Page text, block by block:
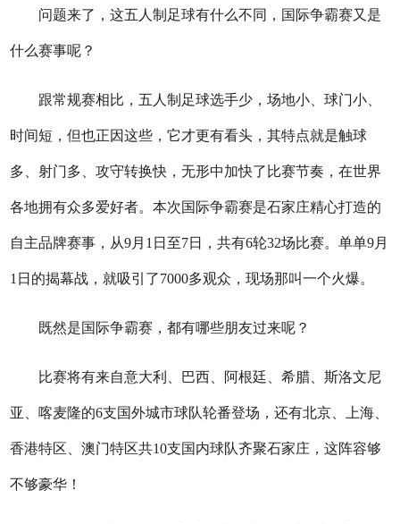
问题来了，这五人制足球有什么不同，国际争霸赛又是
什么赛事呢？
跟常规赛相比，五人制足球选手少，场地小、球门小、
时间短，但也正因这些，它才更有看头，其特点就是触球
多、射门多、攻守转换快，无形中加快了比赛节奏，在世界
各地拥有众多爱好者。本次国际争霸赛是石家庄精心打造的
自主品牌赛事，从9月1日至7日，共有6轮32场比赛。单单9月
1日的揭幕战，就吸引了7000多观众，现场那叫一个火爆。
既然是国际争霸赛，都有哪些朋友过来呢？
比赛将有来自意大利、巴西、阿根廷、希腊、斯洛文尼
亚、喀麦隆的6支国外城市球队轮番登场，还有北京、上海、
香港特区、澳门特区共10支国内球队齐聚石家庄，这阵容够
不够豪华！